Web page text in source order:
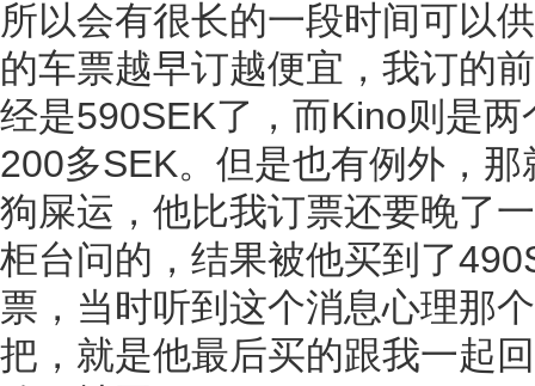
所以会有很长的一段时间可以
的车票越早订越便宜，我订的
经是590SEK了，而Kino则是
200多SEK。但是也有例外，
狗屎运，他比我订票还要晚了
柜台问的，结果被他买到了
票，当时听到这个消息心理那
把，就是他最后买的跟我一起